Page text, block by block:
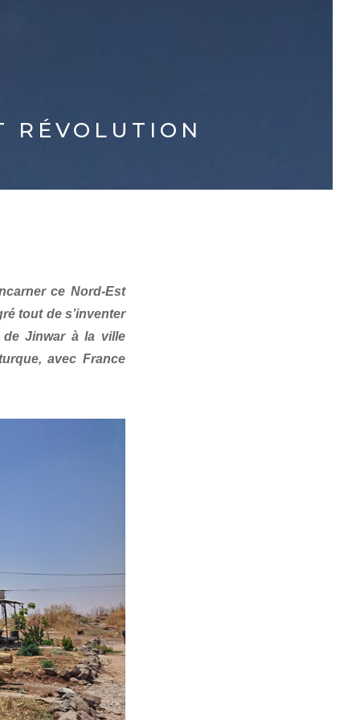
RÉVOLUTION
ce Nord-Est
tout de s’inventer
de Jinwar à la ville
avec France